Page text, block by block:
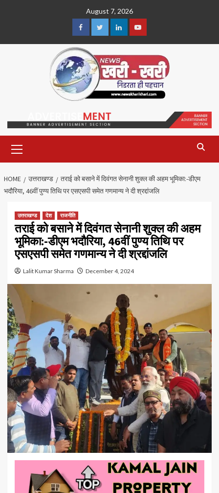
August 7, 2026
FacebookTwitterLinkedinYoutube
Menu
HOME उत्तराखण्ड
तराई को बसाने में दिवंगत सेनानी शुक्ल की अहम भूमिका:-डीएम
भदौरिया, 46वीं पुण्य तिथि पर एसएसपी समेत गणमान्य ने दी श्रद्दांजलि
उत्तराखण्ड देश राजनीति
तराई को बसाने में दिवंगत सेनानी शुक्ल की अहम
भूमिका:-डीएम भदौरिया, 46वीं पुण्य तिथि पर
एसएसपी समेत गणमान्य ने दी श्रद्दांजलि
Lalit Kumar Sharma December 4, 2024